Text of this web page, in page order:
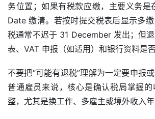
页
旅
游
略
生
务位置；如果有税款应缴，主要义务
Date 缴清。若按时提交税表后显示多
税通常不迟于 31 December 发出；但
表、VAT 申报（如适用）和银行资料是否
不要把“可能有退税”理解为一定要申报
普通雇员来说，核心是确认税局掌握
整，尤其是换工作、多雇主或境外收入年